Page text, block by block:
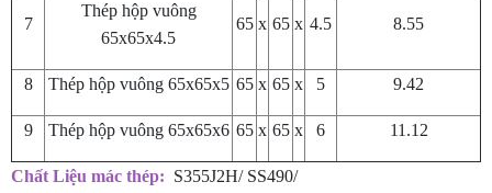
7
Thép hộp vuông
65x65x4.5
65 x 65 x 4.5 8.55
8 Thép hộp vuông 65x65x5 65 x 65 x 5 9.42
9 Thép hộp vuông 65x65x6 65 x 65 x 6 11.12
Chất Liệu mác thép: S355J2H/ SS490/